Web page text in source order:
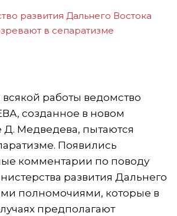
работы ведомство
созданное в новом
Д. Медведева, пытаются
Появились
комментарии по поводу
развития Дальнего
полномочиями, которые в
предполагают